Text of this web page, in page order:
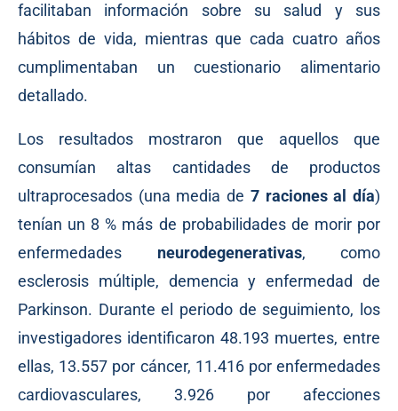
facilitaban información sobre su salud y sus
hábitos de vida, mientras que cada cuatro años
cumplimentaban un cuestionario alimentario
detallado.
Los resultados mostraron que aquellos que
consumían altas cantidades de productos
ultraprocesados (una media de 7 raciones al día)
tenían un 8 % más de probabilidades de morir por
enfermedades neurodegenerativas, como
esclerosis múltiple, demencia y enfermedad de
Parkinson. Durante el periodo de seguimiento, los
investigadores identificaron 48.193 muertes, entre
ellas, 13.557 por cáncer, 11.416 por enfermedades
cardiovasculares, 3.926 por afecciones